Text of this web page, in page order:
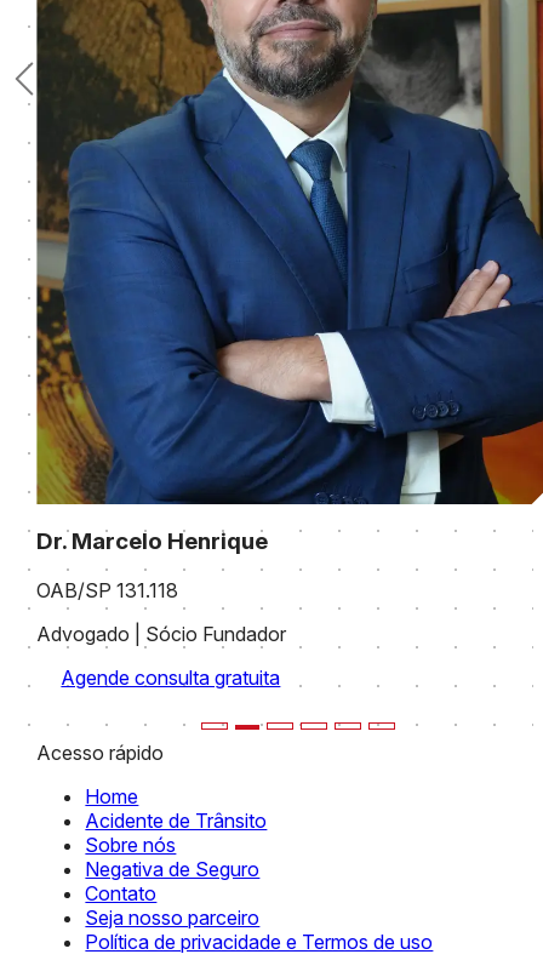
Dr. Marcelo Henrique Filho
OAB 519.753
Advogado
Agende consulta gratuita
Acesso rápido
Home
Acidente de Trânsito
Sobre nós
Negativa de Seguro
Contato
Seja nosso parceiro
Política de privacidade e Termos de uso